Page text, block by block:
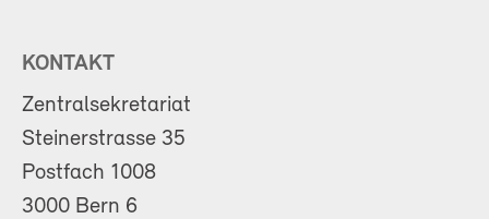
KONTAKT
Zentralsekretariat
Steinerstrasse 35
Postfach 1008
3000 Bern 6